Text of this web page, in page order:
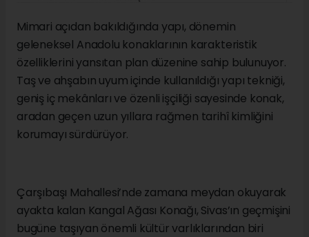
Mimari açıdan bakıldığında yapı, dönemin
geleneksel Anadolu konaklarının karakteristik
özelliklerini yansıtan plan düzenine sahip bulunuyor.
Taş ve ahşabın uyum içinde kullanıldığı yapı tekniği,
geniş iç mekânları ve özenli işçiliği sayesinde konak,
aradan geçen uzun yıllara rağmen tarihî kimliğini
korumayı sürdürüyor.
Çarşıbaşı Mahallesi’nde zamana meydan okuyarak
ayakta kalan Kangal Ağası Konağı, Sivas’ın geçmişini
bugüne taşıyan önemli kültür varlıklarından biri